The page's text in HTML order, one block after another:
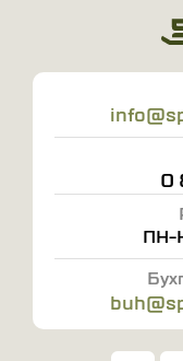
0
ПН-